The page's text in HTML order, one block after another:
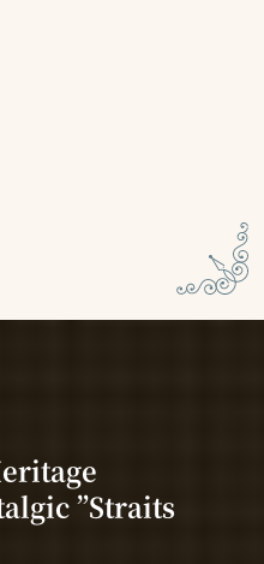
”Straits